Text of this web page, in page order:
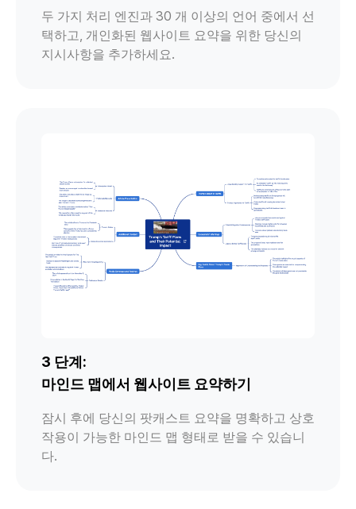
두 가지 처리 엔진과 30 개 이상의 언어 중에서 선
택하고, 개인화된 웹사이트 요약을 위한 당신의
지시사항을 추가하세요.
3 단계:
마인드 맵에서 웹사이트 요약하기
잠시 후에 당신의 팟캐스트 요약을 명확하고 상호
작용이 가능한 마인드 맵 형태로 받을 수 있습니
다.